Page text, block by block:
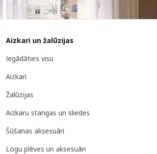
Aizkari un žalūzijas
Iegādāties visu
Aizkari
Žalūzijas
Aizkaru stangas un sliedes
Šūšanas aksesuāri
Logu plēves un aksesuāri